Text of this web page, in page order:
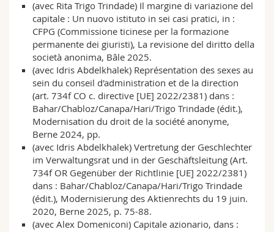
(avec Rita Trigo Trindade) Il margine di variazione del
capitale : Un nuovo istituto in sei casi pratici, in :
CFPG (Commissione ticinese per la formazione
permanente dei giuristi), La revisione del diritto della
società anonima, Bâle 2025.
(avec Idris Abdelkhalek) Représentation des sexes au
sein du conseil d'administration et de la direction
(art. 734f CO c. directive [UE] 2022/2381) dans :
Bahar/Chabloz/Canapa/Hari/Trigo Trindade (édit.),
Modernisation du droit de la société anonyme,
Berne 2024, pp.
(avec Idris Abdelkhalek) Vertretung der Geschlechter
im Verwaltungsrat und in der Geschäftsleitung (Art.
734f OR Gegenüber der Richtlinie [UE] 2022/2381)
dans : Bahar/Chabloz/Canapa/Hari/Trigo Trindade
(édit.), Modernisierung des Aktienrechts du 19 juin.
2020, Berne 2025, p. 75-88.
(avec Alex Domeniconi) Capitale azionario, dans :